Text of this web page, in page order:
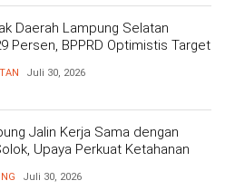
Daerah Lampung Selatan
Persen, BPPRD Optimistis Target
Juli 30, 2026
Jalin Kerja Sama dengan
Upaya Perkuat Ketahanan
Juli 30, 2026